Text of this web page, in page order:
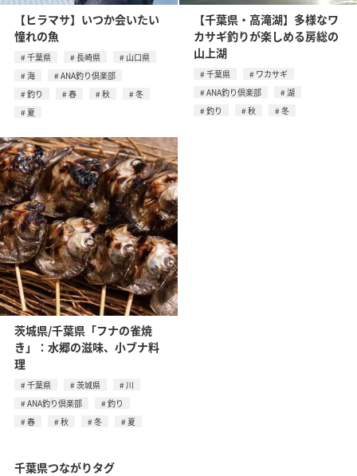
【ヒラマサ】いつか会いたい
憧れの魚
千葉県 長崎県
山口県
海
ANA釣り倶楽部
釣り
春 秋
冬
夏
【千葉県・高滝湖】多様なワ
カサギ釣りが楽しめる房総の
山上湖
千葉県
ワカサギ
ANA釣り倶楽部
湖
釣り
秋 冬
茨城県/千葉県「フナの雀焼
き」：水郷の滋味、小ブナ料
理
千葉県 茨城県
川
ANA釣り倶楽部
釣り
春
秋 冬 夏
千葉県つながりタグ